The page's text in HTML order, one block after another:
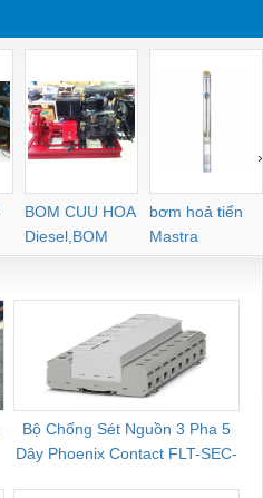
BOM CUU HOA
Diesel,BOM
CHUA CHAY
bơm hoả tiển
Mastra
›
Bộ Chống Sét Nguồn 3 Pha 5
Dây Phoenix Contact FLT-SEC-